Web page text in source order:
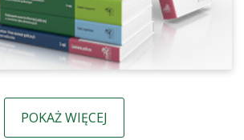
POKAŻ WIĘCEJ